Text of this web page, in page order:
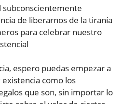
subconscientemente
de liberarnos de la tiranía
para celebrar nuestro
espero puedas empezar a
como los
que son, sin importar lo